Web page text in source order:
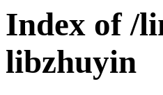
Index of /
libzhuyin